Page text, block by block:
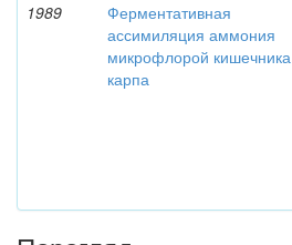
1989
Ферментативная
ассимиляция аммония
микрофлорой кишечника
карпа